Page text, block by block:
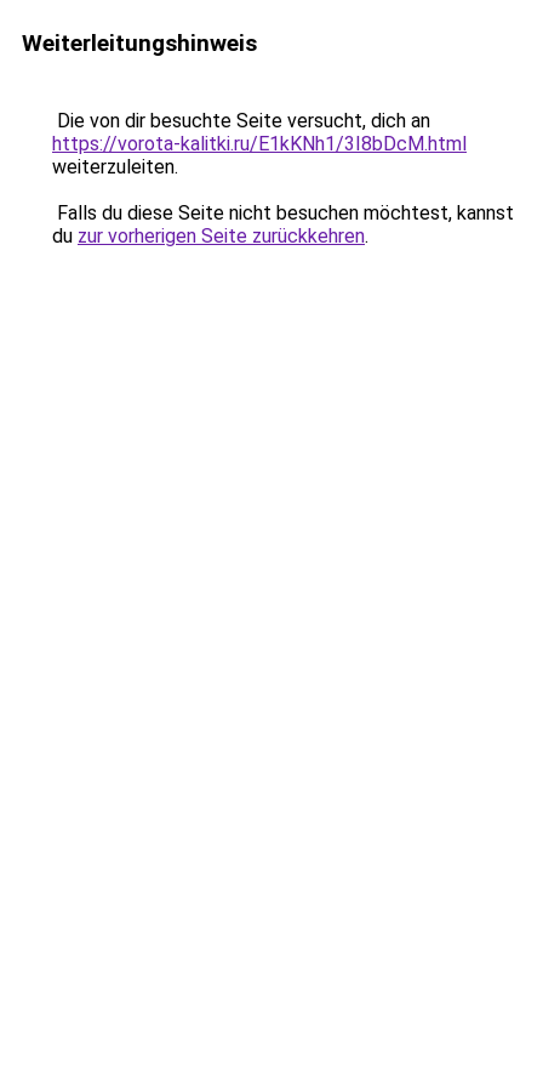
Weiterleitungshinweis
Die von dir besuchte Seite versucht, dich an
https://vorota-kalitki.ru/E1kKNh1/3I8bDcM.html
weiterzuleiten.
Falls du diese Seite nicht besuchen möchtest, kannst
du zur vorherigen Seite zurückkehren.